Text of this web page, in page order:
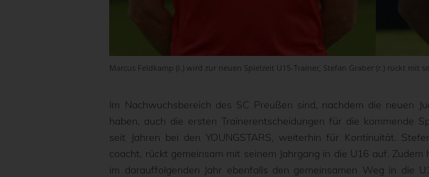
Marcus Feldkamp (l.) wird zur neuen Spielzeit U15-Trainer, Stefan Graber (r.) rückt mit
Im Nachwuchsbereich des SC Preußen sind, nachdem die neuen
haben, auch die ersten Trainerentscheidungen für die kommende
seit Jahren bei den YOUNGSTARS, weiterhin für Kontinuität.
coacht, rückt gemeinsam mit seinem Jahrgang in die U16 auf.
im darauffolgenden Jahr ebenfalls den gemeinsamen Weg in die